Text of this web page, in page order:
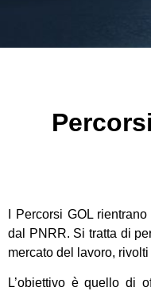
I Percorsi GOL
dal PNRR. Si tratta di
mercato del lavoro,
L’obiettivo è quello di